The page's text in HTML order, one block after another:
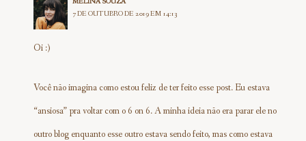
7 DE OUTUBRO DE 2019 EM 14:13
Oi :)
Você não imagina como estou feliz de ter feito esse post. Eu estava
“ansiosa” pra voltar com o 6 on 6. A minha ideia não era parar ele no
outro blog enquanto esse outro estava sendo feito, mas como estava